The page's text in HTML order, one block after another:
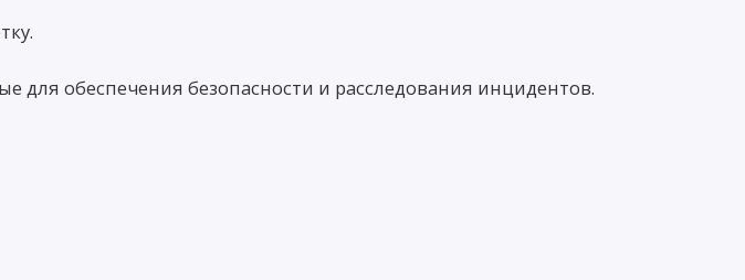
обеспечения безопасности и расследования инцидентов.